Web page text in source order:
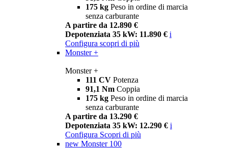
175 kg Peso in ordine di marcia
senza carburante
A partire da 12.890 €
Depotenziata 35 kW: 11.890 € i
Configura scopri di più
Monster +
Monster +
111 CV Potenza
91,1 Nm Coppia
175 kg Peso in ordine di marcia
senza carburante
A partire da 13.290 €
Depotenziata 35 kW: 12.290 € i
Configura Scopri di più
new Monster 100